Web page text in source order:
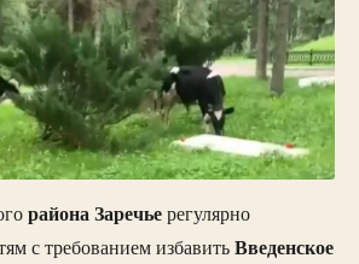
района Заречьерегулярно
с требованием избавитьВведенское